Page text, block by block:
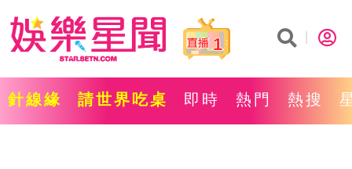
1
針線緣 請世界吃桌 即時 熱門 熱搜